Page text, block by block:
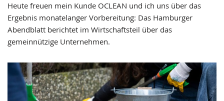
Heute freuen mein Kunde OCLEAN und ich uns über das
Ergebnis monatelanger Vorbereitung: Das Hamburger
Abendblatt berichtet im Wirtschaftsteil über das
gemeinnützige Unternehmen.